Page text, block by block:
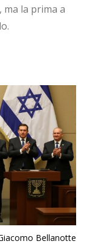
ma la prima a
Bellanotte